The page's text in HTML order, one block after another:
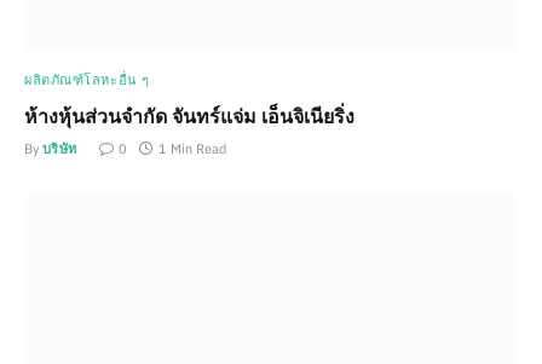
ผลิตภัณฑ์โลหะอื่น ๆ
ห้างหุ้นส่วนจำกัด จันทร์แจ่ม เอ็นจิเนียริ่ง
By บริษัท 0 1 Min Read